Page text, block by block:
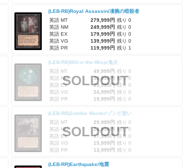
(LEB-RB)Royal Assassin/凄腕の暗殺者
英語 MT
279,999円 残り 0
英語 NM
249,999円 残り 0
英語 EX
179,999円 残り 0
英語 VG
139,999円 残り 0
英語 PR
119,999円 残り 1
(LEB-RB)Will-o'-the-Wisp/鬼火
英語 MT
49,999円 残り 0
英語 NM
39,999円 残り 0
英語 EX
29,999円 残り 0
英語 VG
24,999円 残り 0
英語 PR
19,999円 残り 0
SOLDOUT
(LEB-RB)Zombie Master/ゾンビ使い
英語 MT
29,999円 残り 0
英語 NM
24,999円 残り 0
英語 EX
17,999円 残り 0
英語 VG
15,999円 残り 0
英語 PR
13,999円 残り 0
SOLDOUT
(LEB-RR)Earthquake/地震